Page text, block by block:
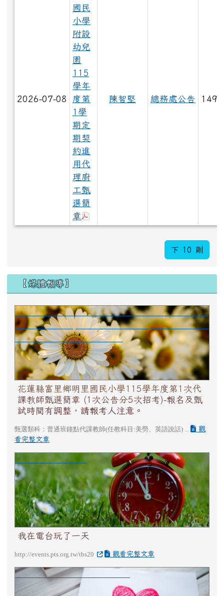
2026-07-08
國民
小學
附設
幼兒
園
115
學年
度第
1學
期定
期契
約進
用代
理廚
工甄
選簡
章
陳智堅 總務處公告 149
下 10 則
【媒體報導】
花蓮縣富里鄉明里國民小學115學年度第1次代課
教師甄選簡章 (1次公告分5次招考)-報名及甄試時
間有調整，請報考人注意。
花蓮縣富里鄉明里國民小學115學年度第1次代
課教師甄選簡章 (1次公告分5次招考)-報名及甄
試時間有調整，請報考人注意。
甄選類科：普通班鐘點代課教師(任教科目:美勞、英語說話) ...
觀
看完整文章
我在電台玩了一天
我在電台玩了一天
http://events.pts.org.tw/tbs20 觀看完整文章
看見洄瀾 2026公益繪畫比賽